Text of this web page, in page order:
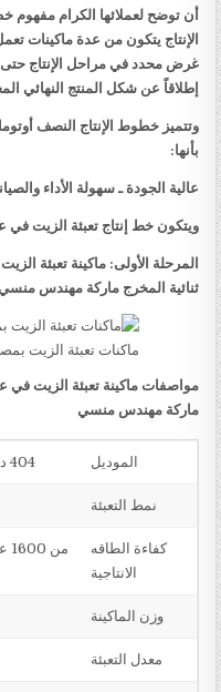
أن توضح لعملائها الكرام مفهوم
الإنتاج يتكون من عدة ماكينات
غرض محدد في مراحل الإنتاج حتى
إطلاقاً عن شكل المنتج النهائي
وتتميز خطوط الإنتاج النصف
بأنها:
عالية الجودة ـ سهولة الأداء
ويتكون خط إنتاج تعبئة الزيت في
ثنائية المخرج ماركة مهندس منسي
ماكنات تعبئة الزيت
ماركة مهندس منسي
الموديل 404 دبل اي ثنائية المخرج ماركة مهندس منسي
نمط التعبئة
كفاءة الطاقه
الانتاجية
وزن الماكينة
معدل التعبئة